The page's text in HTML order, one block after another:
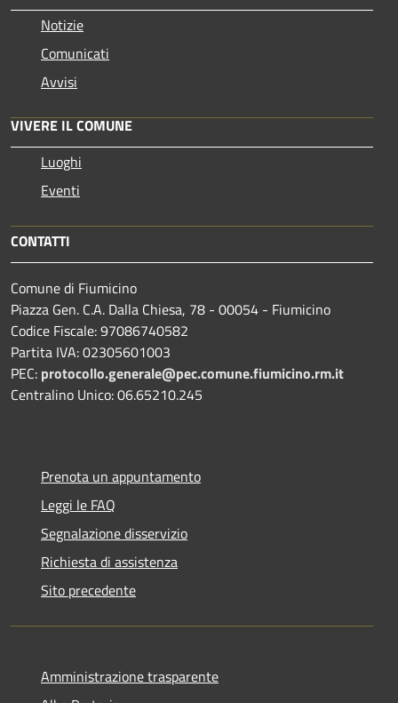
Notizie
Comunicati
Avvisi
VIVERE IL COMUNE
Luoghi
Eventi
CONTATTI
Comune di Fiumicino
Piazza Gen. C.A. Dalla Chiesa, 78 - 00054 - Fiumicino
Codice Fiscale: 97086740582
Partita IVA: 02305601003
PEC: protocollo.generale@pec.comune.fiumicino.rm.it
Centralino Unico: 06.65210.245
Prenota un appuntamento
Leggi le FAQ
Segnalazione disservizio
Richiesta di assistenza
Sito precedente
Amministrazione trasparente